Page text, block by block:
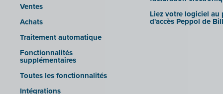
Ventes
Achats
Traitement automatique
Fonctionnalités
supplémentaires
Toutes les fonctionnalités
Intégrations
Liez votre logiciel au
d'accès Peppol de